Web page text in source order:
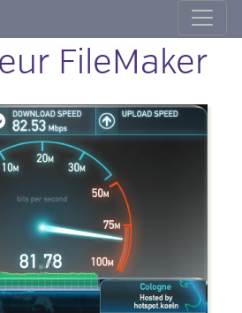
FileMaker